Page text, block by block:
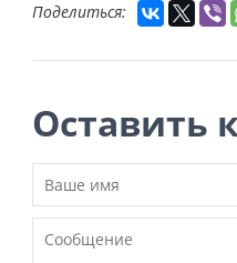
Поделиться:
Оставить